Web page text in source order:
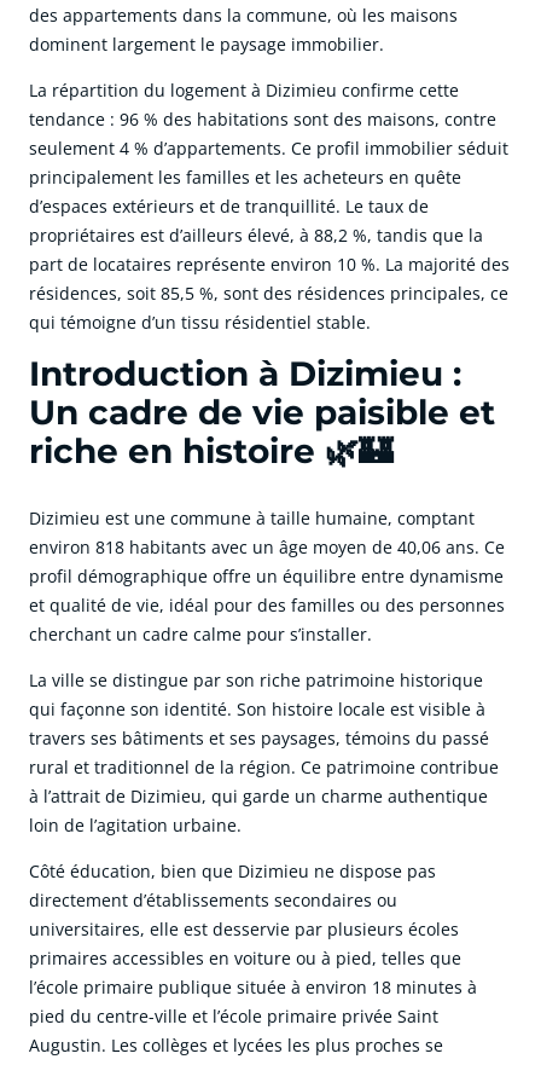
des appartements dans la commune, où les maisons
dominent largement le paysage immobilier.
La répartition du logement à Dizimieu confirme cette
tendance : 96 % des habitations sont des maisons, contre
seulement 4 % d’appartements. Ce profil immobilier séduit
principalement les familles et les acheteurs en quête
d’espaces extérieurs et de tranquillité. Le taux de
propriétaires est d’ailleurs élevé, à 88,2 %, tandis que la
part de locataires représente environ 10 %. La majorité des
résidences, soit 85,5 %, sont des résidences principales, ce
qui témoigne d’un tissu résidentiel stable.
Introduction à Dizimieu :
Un cadre de vie paisible et
riche en histoire 🌿🏰
Dizimieu est une commune à taille humaine, comptant
environ 818 habitants avec un âge moyen de 40,06 ans. Ce
profil démographique offre un équilibre entre dynamisme
et qualité de vie, idéal pour des familles ou des personnes
cherchant un cadre calme pour s’installer.
La ville se distingue par son riche patrimoine historique
qui façonne son identité. Son histoire locale est visible à
travers ses bâtiments et ses paysages, témoins du passé
rural et traditionnel de la région. Ce patrimoine contribue
à l’attrait de Dizimieu, qui garde un charme authentique
loin de l’agitation urbaine.
Côté éducation, bien que Dizimieu ne dispose pas
directement d’établissements secondaires ou
universitaires, elle est desservie par plusieurs écoles
primaires accessibles en voiture ou à pied, telles que
l’école primaire publique située à environ 18 minutes à
pied du centre-ville et l’école primaire privée Saint
Augustin. Les collèges et lycées les plus proches se